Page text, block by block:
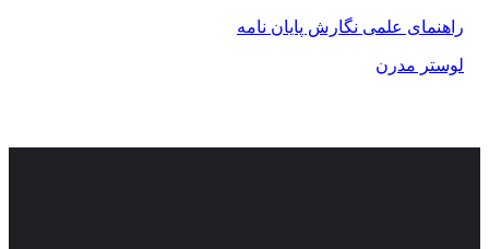
علمی نگارش پایان نامه
مدرن